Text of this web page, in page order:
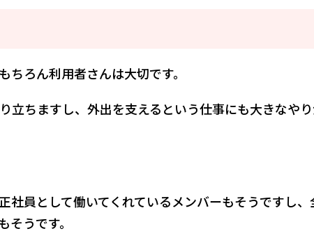
ろん利用者さんは大切です。
立ちますし、外出を支えるという仕事にも大きなや
社員として働いてくれているメンバーもそうですし、
うです。